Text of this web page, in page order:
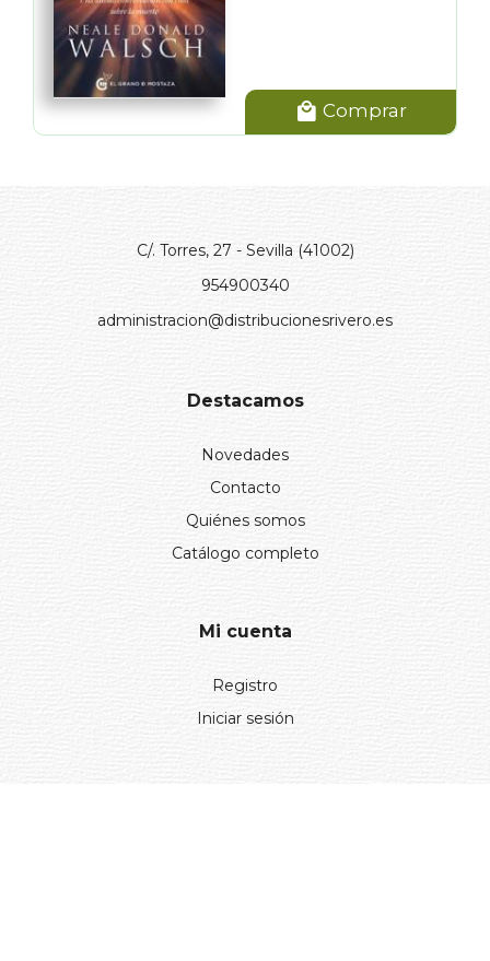
Comprar
C/. Torres, 27 - Sevilla (41002)
954900340
administracion@distribucionesrivero.es
Destacamos
Novedades
Contacto
Quiénes somos
Catálogo completo
Mi cuenta
Registro
Iniciar sesión